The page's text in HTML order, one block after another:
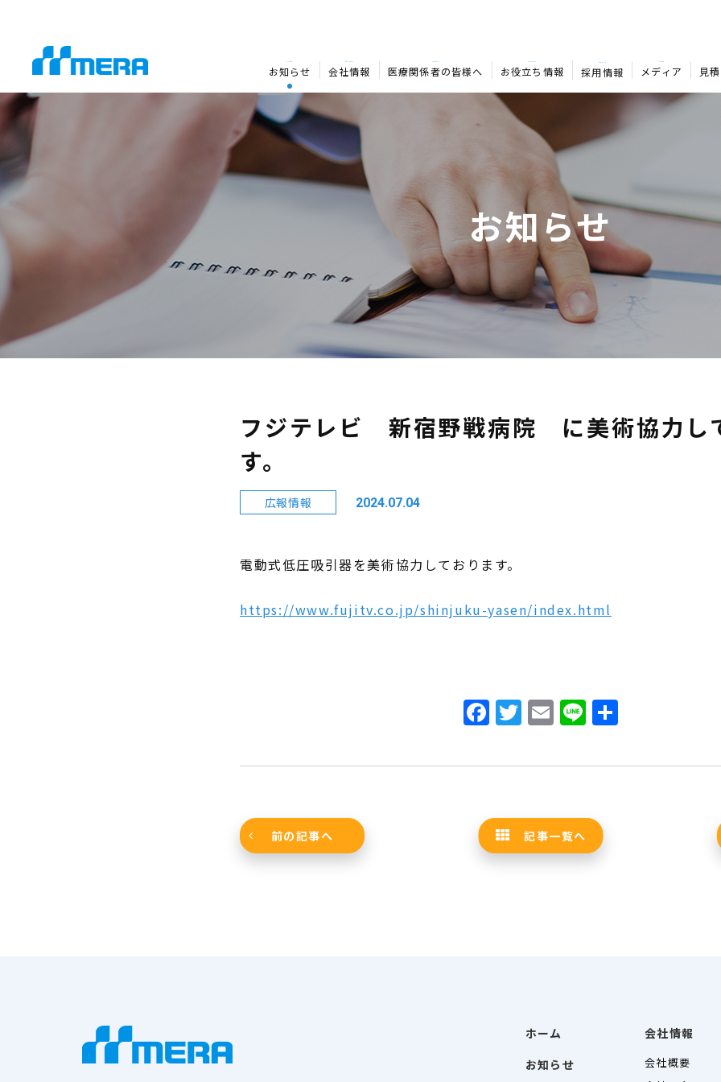
お知らせ 会社情報 医療関係者の皆様へ お役立ち情報 採用情報 メディア 見
お知らせ
フジテレビ 新宿野戦病院 に美術協力し
す。
広報情報 2024.07.04
電動式低圧吸引器を美術協力しております。
https://www.fujitv.co.jp/shinjuku-yasen/index.html
Facebook
Twitter
Email
Line
前の記事へ 記事一覧へ
ホーム
お知らせ
会社情報
会社概要